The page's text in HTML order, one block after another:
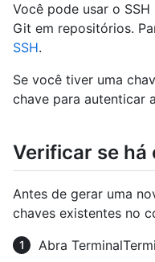
Você pode usar o
Git em repositórios.
SSH.
Se você tiver uma
chave para autenticar
Verificar se há
Antes de gerar uma
chaves existentes no
Abra Terminal